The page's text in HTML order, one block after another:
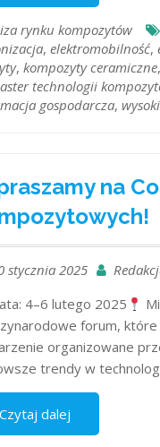
rynku kompozytów
, elektromobilność,
, kompozyty ceramiczne,
technologii
gospodarcza,
na
stycznia 2025
4–6 lutego 2025
forum, które
organizowane
trendy w
Czytaj dalej